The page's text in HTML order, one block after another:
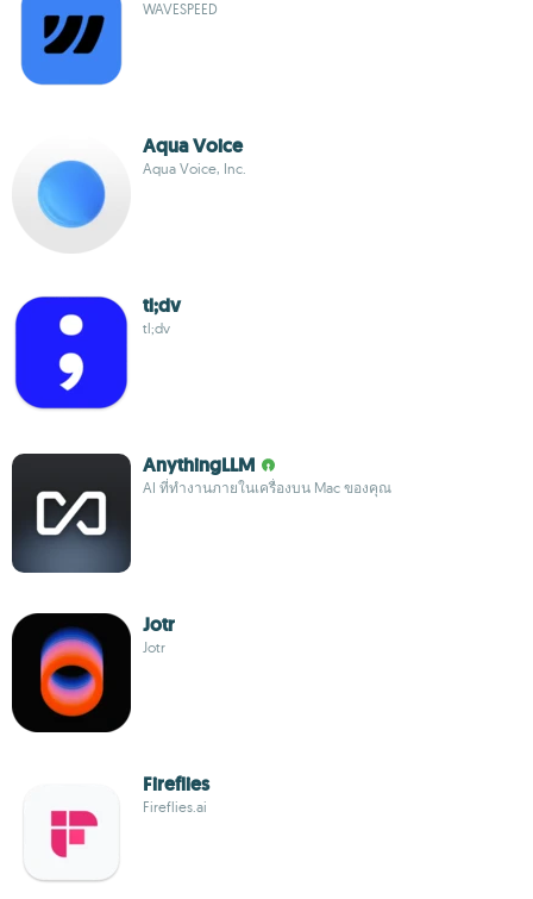
WAVESPEED
Aqua Voice
Aqua Voice, Inc.
tl;dv
tl;dv
AnythingLLM
AI ที่ทำงานภายในเครื่องบน Mac ของคุณ
Jotr
Jotr
Fireflies
Fireflies.ai